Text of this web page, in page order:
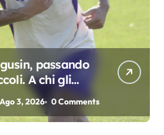
passando
A chi gli
Ago 3, 2026 0 Comments